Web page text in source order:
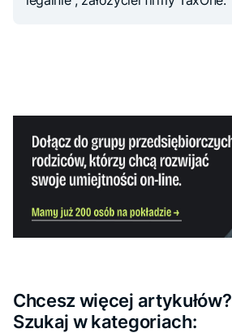
Chcesz więcej artykułów?
Szukaj w kategoriach: